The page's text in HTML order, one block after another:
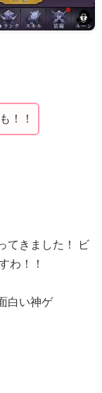
！！
てきました！ ビ
わ！！
白い神ゲ